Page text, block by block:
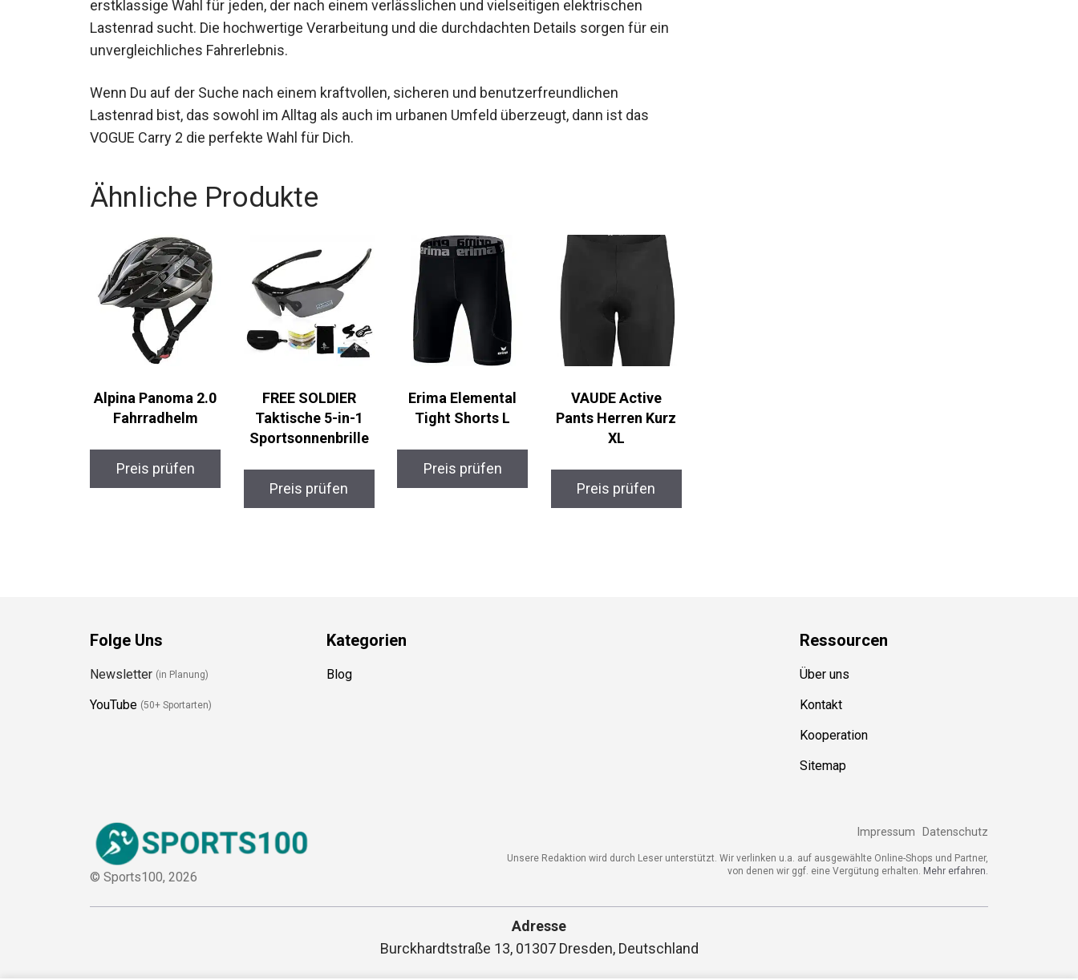
Das VOGUE Carry 2 vereint starke Leistung mit praktischen Features und ist somit eine
erstklassige Wahl für jeden, der nach einem verlässlichen und vielseitigen elektrischen
Lastenrad sucht. Die hochwertige Verarbeitung und die durchdachten Details sorgen für ein
Wenn Du auf der Suche nach einem kraftvollen, sicheren und benutzerfreundlichen
Lastenrad bist, das sowohl im Alltag als auch im urbanen Umfeld überzeugt, dann ist das
Alpina Panoma 2.0
Preis prüfen
FREE SOLDIER
Taktische 5-in-1
Preis prüfen
Erima Elemental
Preis prüfen
VAUDE Active
Pants Herren Kurz
Preis prüfen
Impressum Datenschutz
Unsere Redaktion wird durch Leser unterstützt. Wir verlinken u.a. auf ausgewählte Online-Shops und Partner,
Adresse